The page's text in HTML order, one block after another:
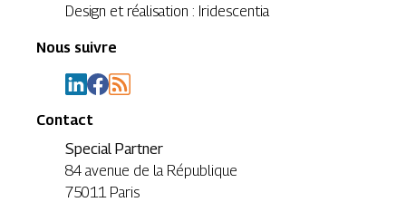
Design et réalisation : Iridescentia
Nous suivre
Contact
Special Partner
84 avenue de la République
75011 Paris